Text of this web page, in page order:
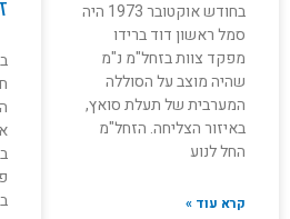
בחודש אוקטובר 1973 היה
סמל ראשון דוד ברידו
מפקד צוות בזחל"מ נ"מ
שהיה מוצב על הסוללה
המערבית של תעלת סואץ,
באיזור הצליחה. הזחל"מ
החל לנוע
קרא עוד »